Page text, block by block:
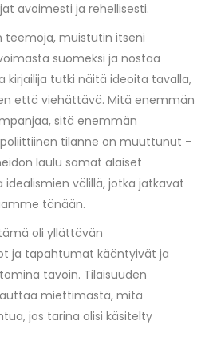
avoimesti ja rehellisesti.
teemoja, muistutin itseni
suomeksi ja nostaa
kirjailija tutki näitä ideoita tavalla,
että viehättävä. Mitä enemmän
sitä enemmän
tilanne on muuttunut –
laulu samat alaiset
välillä, jotka jatkavat
tänään.
oli yllättävän
ja tapahtumat kääntyivät ja
tavoin. Tilaisuuden
miettimästä, mitä
jos tarina olisi käsitelty